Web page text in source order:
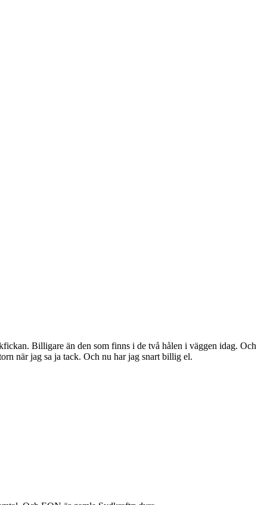
Billigare än den som finns i de två hålen i väggen idag. Och
när jag sa ja tack. Och nu har jag snart billig el.